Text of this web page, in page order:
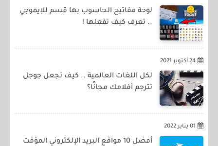
لوحة مفاتيح الحاسوب بها قسم للإيموجي
.. تعرف كيف تفعلها !
24 أكتوبر 2021
لكل اللغات العالمية .. كيف تجعل جوجل
تترجم أفلامك مجانًا؟
01 يناير 2022
أفضل 10 مواقع البريد الإلكتروني المؤقت